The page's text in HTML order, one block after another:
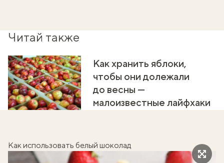
Читай также
Как хранить яблоки,
чтобы они долежали
до весны —
малоизвестные лайфхаки
Как использовать белый шоколад